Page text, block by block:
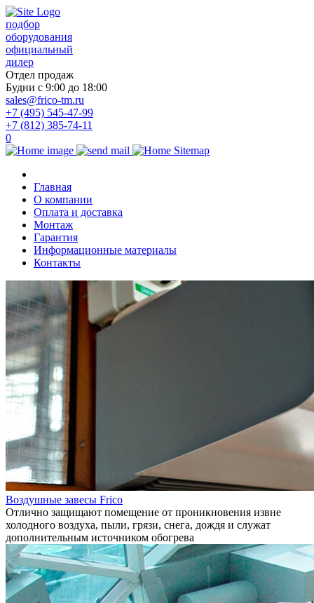
подбор
оборудования
официальный
дилер
Отдел продаж
Будни с 9:00 до 18:00
sales@frico-tm.ru
+7 (495) 545-47-99
+7 (812) 385-74-11
0
Главная
О компании
Оплата и доставка
Монтаж
Гарантия
Информационные материалы
Контакты
Воздушные завесы Frico
Отлично защищают помещение от проникновения извне
холодного воздуха, пыли, грязи, снега, дождя и служат
дополнительным источником обогрева